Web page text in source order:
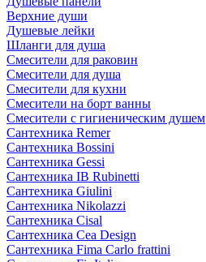
Верхние души
Душевые лейки
Шланги для душа
Смесители для раковин
Смесители для душа
Смесители для кухни
Смесители на борт ванны
Смесители с гигиеническим душем
Сантехника Remer
Сантехника Bossini
Сантехника Gessi
Сантехника IB Rubinetti
Сантехника Giulini
Сантехника Nikolazzi
Сантехника Cisal
Сантехника Cea Design
Сантехника Fima Carlo frattini